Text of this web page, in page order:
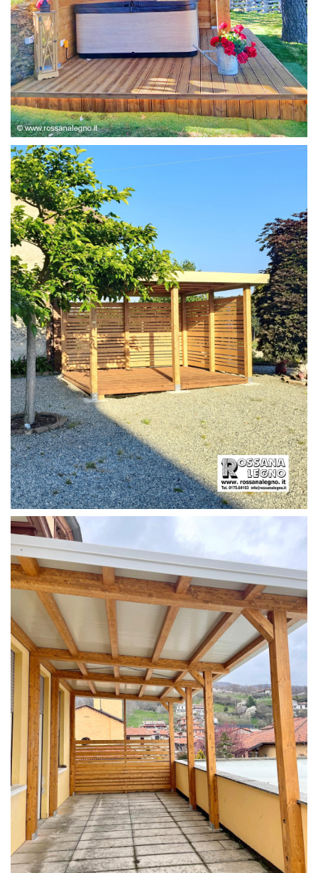
STRUTTURA ABETE LAMELLARE, RIVESTIMENTO IN
LARICE,
PERGOLA CON PAVIMENTO E FRANGIVISTA